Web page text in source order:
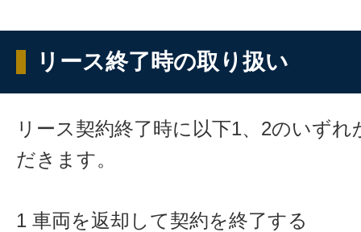
リース終了時の取り扱い
リース契約終了時に以下1、2のいず
だきます。
1 車両を返却して契約を終了する